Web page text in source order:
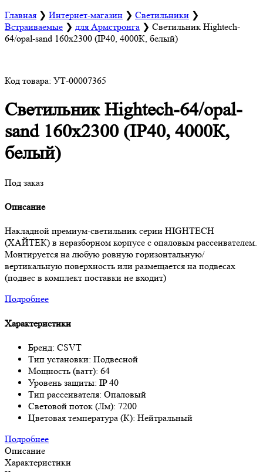
Главная ❯ Интернет-магазин ❯ Светильники ❯
Встраиваемые ❯ для Армстронга ❯ Светильник Hightech-
64/opal-sand 160х2300 (IP40, 4000К, белый)
Код товара: УТ-00007365
Светильник Hightech-64/opal-
sand 160х2300 (IP40, 4000К,
белый)
Под заказ
Описание
Накладной премиум-светильник серии HIGHTECH
(ХАЙТЕК) в неразборном корпусе с опаловым рассеивателем.
Монтируется на любую ровную горизонтальную/
вертикальную поверхность или размещается на подвесах
(подвес в комплект поставки не входит)
Подробнее
Характеристики
Бренд: CSVT
Тип установки: Подвесной
Мощность (ватт): 64
Уровень защиты: IP 40
Тип рассеивателя: Опаловый
Световой поток (Лм): 7200
Цветовая температура (К): Нейтральный
Подробнее
Описание
Характеристики